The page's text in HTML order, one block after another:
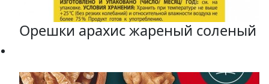
Орешки арахис жареный соленый